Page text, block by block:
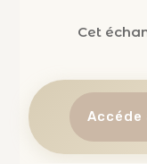
Cet
Accéde